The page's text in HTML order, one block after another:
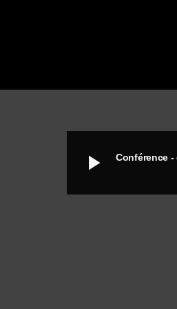
play_arrow Conférence